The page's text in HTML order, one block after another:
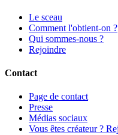
Le sceau
Comment l'obtient-on ?
Qui sommes-nous ?
Rejoindre
Contact
Page de contact
Presse
Médias sociaux
Vous êtes créateur ?